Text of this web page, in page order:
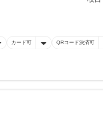
カード可 QRコード決済可